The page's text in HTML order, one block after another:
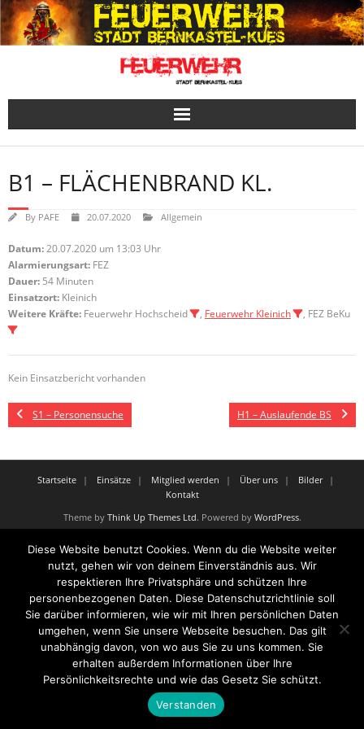
Skip
to
content
B1 – FLÄCHENBRAND KL.
By PAFE 20.07.2020 Allgemein
Datum:20.07.2020 um 13:03 Uhr
Alarmierungsart: FEZ
Dauer: 54 Minuten
Einsatzort: Kleinich
Weitere Kräfte: Feuerwehr Hochscheid , Feuerwehr Kleinich , FEZ BeKu
Kein Einsatzbericht vorhanden
S1 – Personensuche H1 – Auslaufende BS
Startseite Einsätze Mitglied werden Über uns
Bilder
Kontakt
Theme by Think Up Themes Ltd. Powered by WordPress.
Diese Website benutzt Cookies. Wenn du die Website weiter
nutzt, gehen wir von deinem Einverständnis aus. Wir
respektieren Ihre Privatsphäre und schützen Ihre
personenbezogenen Daten. Diese Datenschutzrichtlinie soll
Sie darüber informieren, wie wir mit Ihren persönlichen Daten
umgehen, wenn Sie unsere Webseite besuchen. Das gilt
unabhängig davon, von wo aus Sie zu uns kommen. Sie
erhalten außerdem Informationen über Ihre
Persönlichkeitsrechte und wie das Gesetz Sie schützt.
Verstanden